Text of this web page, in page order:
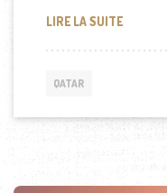
LIRE LA SUITEJANET
QATAR